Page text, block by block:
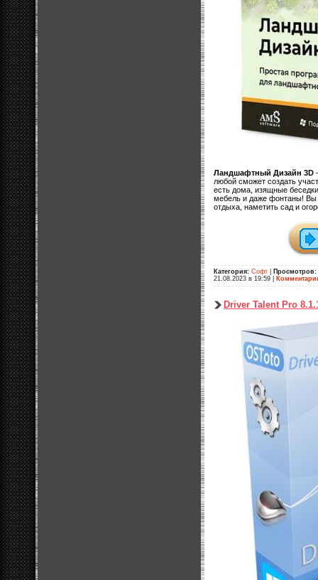
Ландшафтный Дизайн 3D
любой сможет создать
есть дома, изящные
мебель и даже фонтаны! Вы
отдыха, наметить сад и
Категория: Софт Просмотров:
21.08.2023 в 19:59
Driver Talent Pro